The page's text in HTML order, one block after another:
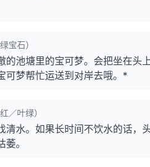
宝石）
的池塘里的宝可梦。会把坐在头
可梦帮忙运送到对岸去哦。*
／叶绿）
清水。如果长时间不饮水的话，
。